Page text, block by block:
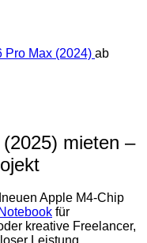
Pro Max (2024) ab
mieten –
Apple M4-Chip
Notebook für
kreative Freelancer,